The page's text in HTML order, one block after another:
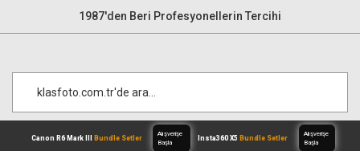
1987'den Beri Profesyonellerin Tercihi